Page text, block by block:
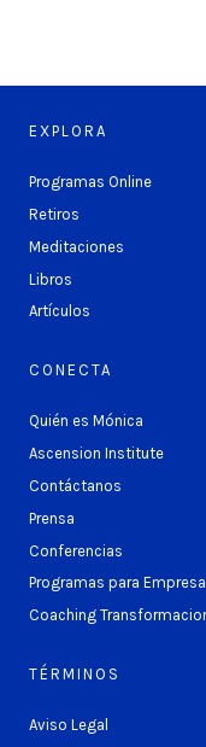
EXPLORA
Programas Online
Retiros
Meditaciones
Libros
Artículos
CONECTA
Quién es Mónica
Ascension Institute
Contáctanos
Prensa
Conferencias
Programas para
Coaching
TÉRMINOS
Aviso Legal